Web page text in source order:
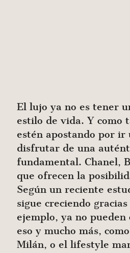
El lujo ya no es tener
estilo de vida. Y como
estén apostando por ir
disfrutar de una
fundamental. Chanel,
que ofrecen la
Según un reciente
sigue creciendo
ejemplo, ya no
eso y mucho más,
Milán, o el lifestyle